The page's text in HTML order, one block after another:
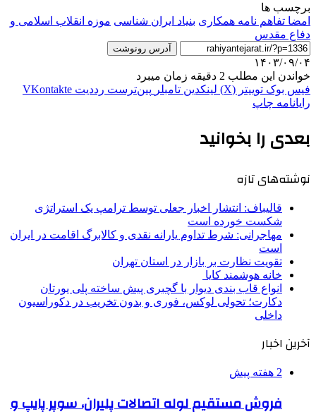
برچسب ها
امضا تفاهم نامه همکاری بنیاد ایران شناسی موزه انقلاب اسلامی و
دفاع مقدس
آدرس رونوشت
۱۴۰۳/۰۹/۰۴
خواندن این مطلب 2 دقیقه زمان میبرد
فیس بوک توییتر (X) لینکدین ‫تامبلر ‫پین‌ترست ‫رددیت ‫VKontakte
رایانامه چاپ
بعدی را بخوانید
نوشته‌های تازه
قالیباف: انتشار اخبار جعلی توسط ترامپ یک استراتژی
شکست خورده است
مهاجرانی: شرط تداوم یارانه نقدی و کالابرگ اقامت در ایران
است
تقویت نظارت بر بازار در استان تهران
خانه هوشمند کایا
انواع قاب بندی دیوار با گچبری پیش ساخته پلی یورتان
دکارت؛ تحولی لوکس، فوری و بدون تخریب در دکوراسیون
داخلی
آخرین اخبار
2 هفته پیش
فروش مستقیم لوله اتصالات پلیران، سوپر پایپ و